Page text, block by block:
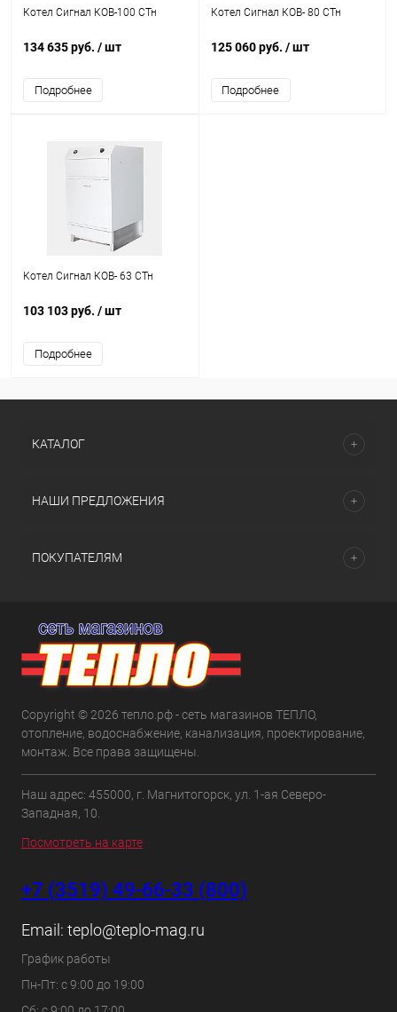
Котел Сигнал КОВ-100 СТн
134 635 руб. / шт
Подробнее
Котел Сигнал КОВ- 80 СТн
125 060 руб. / шт
Подробнее
Котел Сигнал КОВ- 63 СТн
103 103 руб. / шт
Подробнее
КАТАЛОГ
НАШИ ПРЕДЛОЖЕНИЯ
ПОКУПАТЕЛЯМ
Copyright © 2026 тепло.рф - сеть магазинов ТЕПЛО,
отопление, водоснабжение, канализация, проектирование,
монтаж. Все права защищены.
Наш адрес: 455000, г. Магнитогорск, ул. 1-ая Северо-
Западная, 10.
Посмотреть на карте
+7 (3519) 49-66-33 (800)
Email: teplo@teplo-mag.ru
График работы
Пн-Пт: с 9:00 до 19:00